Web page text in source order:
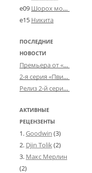
e09 Шорох мозговины
e15 Никита
ПОСЛЕДНИЕ
НОВОСТИ
Премьера от «Усталого королевства»: «Игорь начал»
2-я серия «Пвин Тикса» от 2-D
Релиз 2-й серии «БДСМ-людей» от «Аркада Фильм»
АКТИВНЫЕ
РЕЦЕНЗЕНТЫ
Goodwin (3)
Djin Tolik(2)
Макс Мерлин
(2)